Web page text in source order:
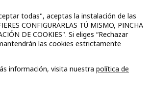
todas", aceptas la instalación de las
CONFIGURARLAS TÚ MISMO, PINCHA
DE COOKIES". Si eliges “Rechazar
las cookies estrictamente
información, visita nuestra política de